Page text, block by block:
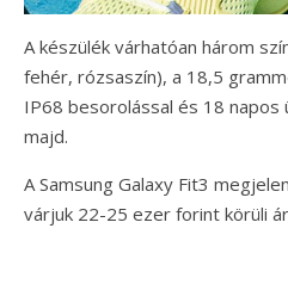
A készülék várhatóan három
fehér, rózsaszín), a 18,5
IP68 besorolással és 18
majd.
A Samsung Galaxy Fit3
várjuk 22-25 ezer forint körüli